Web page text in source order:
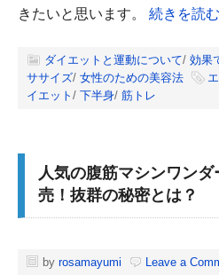
きたいと思います。 続きを読む
ダイエットと運動について/ 効果
ササイズ/ 女性のための美容法
イエット / 下半身/ 筋トレ
人気の腹筋マシンワン
売！抜群の秘密とは？
by rosamayumi Leave a